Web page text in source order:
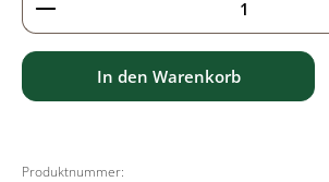
In den Warenkorb
Produktnummer: